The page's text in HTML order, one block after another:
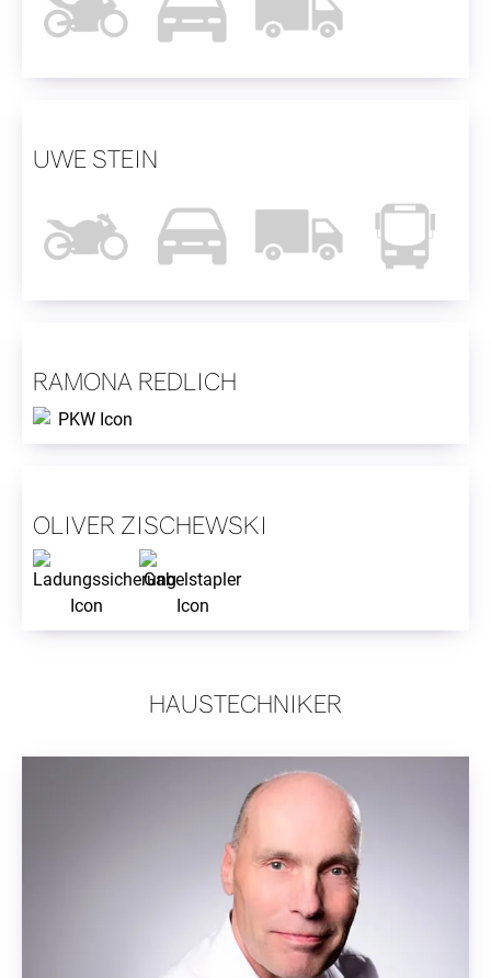
UWE STEIN
RAMONA REDLICH
OLIVER ZISCHEWSKI
HAUSTECHNIKER